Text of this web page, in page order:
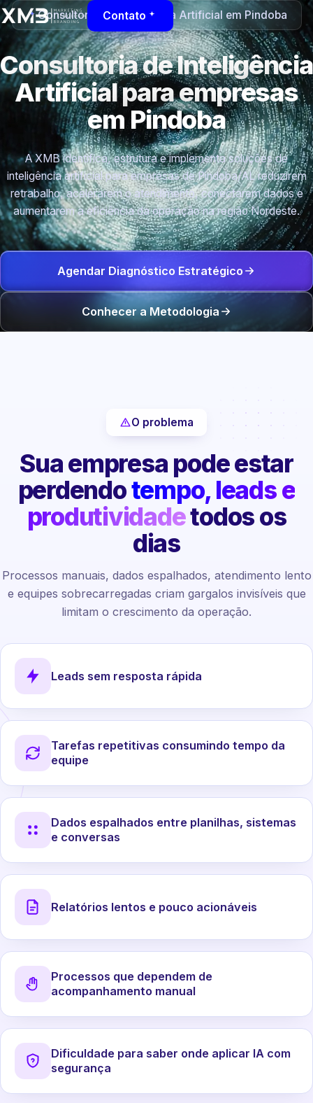
Contato
Consultoria de Inteligência Artificial em Pindoba
Consultoria de Inteligência
Artificial para empresas
em Pindoba
A XMB identifica, estrutura e implementa soluções de
inteligência artificial para empresas de Pindoba/AL reduzirem
retrabalho, acelerarem o atendimento, conectarem dados e
aumentarem a eficiência da operação na região Nordeste.
Agendar Diagnóstico Estratégico
Conhecer a Metodologia
O problema
Sua empresa pode estar
perdendotempo, leads e
produtividadetodos os
dias
Processos manuais, dados espalhados, atendimento lento
e equipes sobrecarregadas criam gargalos invisíveis que
limitam o crescimento da operação.
Leads sem resposta rápida
Tarefas repetitivas consumindo tempo da
equipe
Dados espalhados entre planilhas, sistemas
e conversas
Relatórios lentos e pouco acionáveis
Processos que dependem de
acompanhamento manual
Dificuldade para saber onde aplicar IA com
segurança